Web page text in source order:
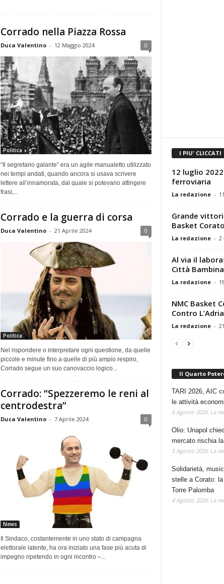
Corrado nella Piazza Rossa
Duca Valentino - 12 Maggio 2024 0
Politica
“Il segretario galante” era un agile manualetto utilizzato
nei tempi andati, quando ancora si usava scrivere
lettere all’innamorata, dal quale si potevano attingere
frasi,...
Corrado e la guerra di corsa
Duca Valentino - 21 Aprile 2024 0
Politica
Nel rispondere o interpretare ogni questione, da quelle
piccole e minute fino a quelle di più ampio respiro,
Corrado segue un suo canovaccio logico...
Corrado: “Spezzeremo le reni al
centrodestra”
Duca Valentino - 7 Aprile 2024 0
News
Il Sindaco, costantemente in uno stato di campagna
elettorale latente, ha ora iniziato una fase più acuta di
impegno ripetendo in ogni incontro –...
I PIU' CLICCATI
12 luglio
ferroviaria
La redazione -
Grande
Basket Corato
La redazione - 2
Al via il
Città
La redazione -
NMC Basket
Contro
La redazione -
Il Quarto
TARI 2026, AIC
le attività
6 Agosto 2026 La
Olio: Unapol
mercato rischia la
5 Agosto 2026 La
Solidarietà,
stelle a Corato:
Torre Palomba
4 Agosto 2026 La